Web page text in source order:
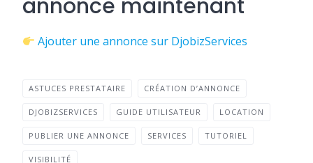
annonce maintenant
Ajouter une annonce sur DjobizServices
ASTUCES PRESTATAIRE CRÉATION D’ANNONCE
DJOBIZSERVICES GUIDE UTILISATEUR LOCATION
PUBLIER UNE ANNONCE SERVICES TUTORIEL
VISIBILITÉ